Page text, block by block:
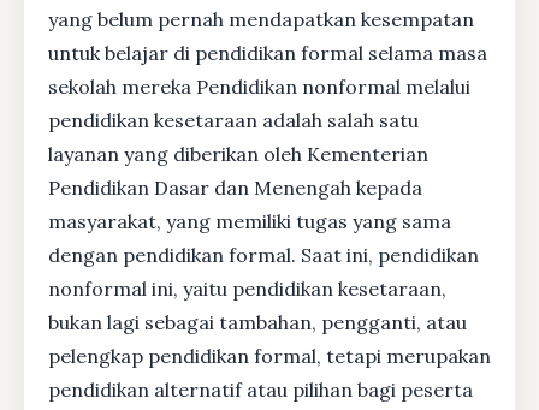
yang belum pernah mendapatkan kesempatan
untuk belajar di pendidikan formal selama masa
sekolah mereka Pendidikan nonformal melalui
pendidikan kesetaraan adalah salah satu
layanan yang diberikan oleh Kementerian
Pendidikan Dasar dan Menengah kepada
masyarakat, yang memiliki tugas yang sama
dengan pendidikan formal. Saat ini, pendidikan
nonformal ini, yaitu pendidikan kesetaraan,
bukan lagi sebagai tambahan, pengganti, atau
pelengkap pendidikan formal, tetapi merupakan
pendidikan alternatif atau pilihan bagi peserta